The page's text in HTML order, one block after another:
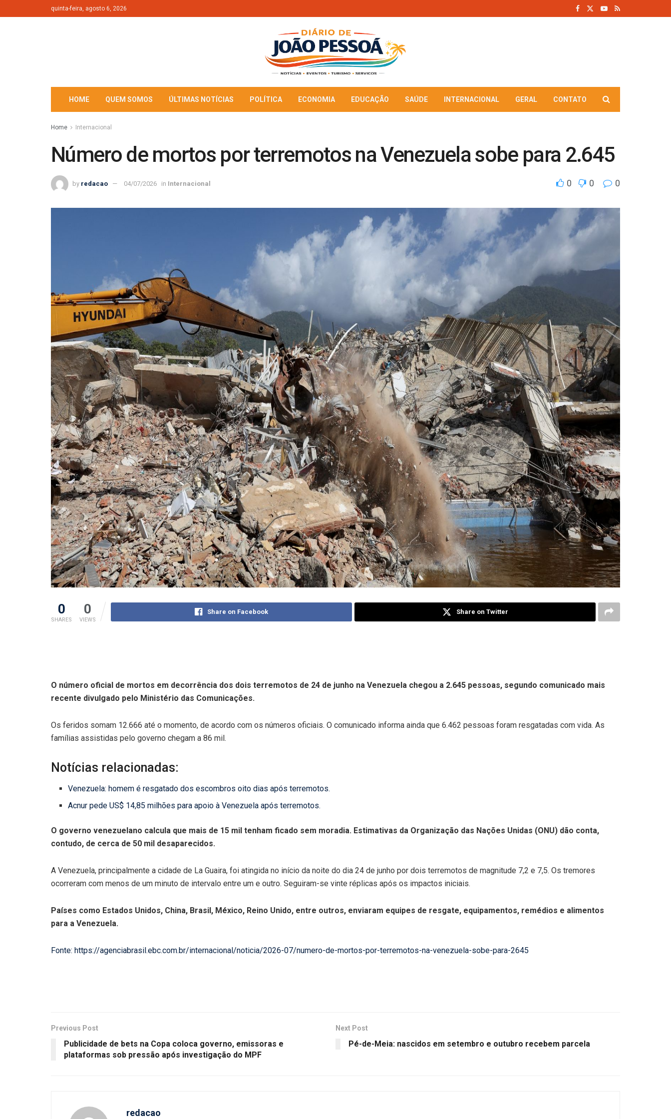
quinta-feira, agosto 6, 2026
HOME QUEM SOMOS ÚLTIMAS NOTÍCIAS POLÍTICA ECONOMIA EDUCAÇÃO SAÚDE INTERNACIONAL GERAL CONTATO
Home Internacional
Número de mortos por terremotos na Venezuela sobe para 2.645
by redacao 04/07/2026 in Internacional 0 0 0
0
SHARES
0
VIEWS
Share on Facebook Share on Twitter
O número oficial de mortos em decorrência dos dois terremotos de 24 de junho na Venezuela chegou a 2.645 pessoas, segundo comunicado mais
recente divulgado pelo Ministério das Comunicações.
Os feridos somam 12.666 até o momento, de acordo com os números oficiais. O comunicado informa ainda que 6.462 pessoas foram resgatadas com vida. As
famílias assistidas pelo governo chegam a 86 mil.
Notícias relacionadas:
Venezuela: homem é resgatado dos escombros oito dias após terremotos.
Acnur pede US$ 14,85 milhões para apoio à Venezuela após terremotos.
O governo venezuelano calcula que mais de 15 mil tenham ficado sem moradia. Estimativas da Organização das Nações Unidas (ONU) dão conta,
contudo, de cerca de 50 mil desaparecidos.
A Venezuela, principalmente a cidade de La Guaira, foi atingida no início da noite do dia 24 de junho por dois terremotos de magnitude 7,2 e 7,5. Os tremores
ocorreram com menos de um minuto de intervalo entre um e outro. Seguiram-se vinte réplicas após os impactos iniciais.
Países como Estados Unidos, China, Brasil, México, Reino Unido, entre outros, enviaram equipes de resgate, equipamentos, remédios e alimentos
para a Venezuela.
Fonte: https://agenciabrasil.ebc.com.br/internacional/noticia/2026-07/numero-de-mortos-por-terremotos-na-venezuela-sobe-para-2645
Previous Post
Publicidade de bets na Copa coloca governo, emissoras e
plataformas sob pressão após investigação do MPF
Next Post
Pé-de-Meia: nascidos em setembro e outubro recebem parcela
redacao